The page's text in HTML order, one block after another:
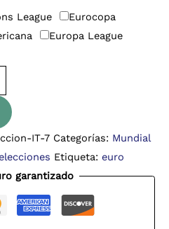
League
Eurocopa
Europa League
IT-7 Categorías: Mundial
Etiqueta: euro
garantizado